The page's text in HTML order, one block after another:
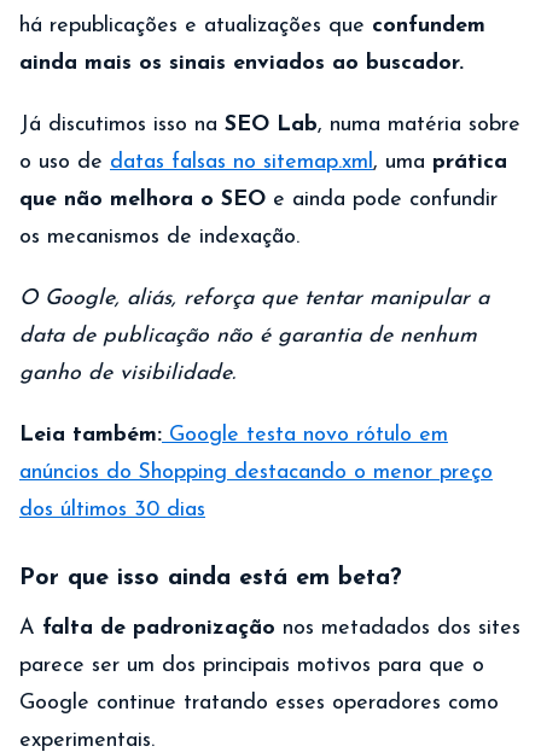
há republicações e atualizações que confundem
ainda mais os sinais enviados ao buscador.
Já discutimos isso na SEO Lab, numa matéria sobre
o uso de datas falsas no sitemap.xml , uma prática
que não melhora o SEO e ainda pode confundir
os mecanismos de indexação.
O Google, aliás, reforça que tentar manipular a
data de publicação não é garantia de nenhum
ganho de visibilidade.
Leia também: Google testa novo rótulo em
anúncios do Shopping destacando o menor preço
dos últimos 30 dias
Por que isso ainda está em beta?
A falta de padronização nos metadados dos sites
parece ser um dos principais motivos para que o
Google continue tratando esses operadores como
experimentais.